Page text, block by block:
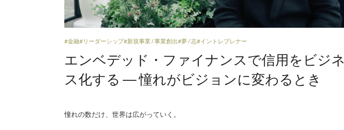
#金融#リーダーシップ#新規事業 / 事業創出#夢 / 志#イントレプレナー
エンベデッド・ファイナンスで信用をビジネ
ス化する ― 憧れがビジョンに変わるとき
憧れの数だけ、世界は広がっていく。